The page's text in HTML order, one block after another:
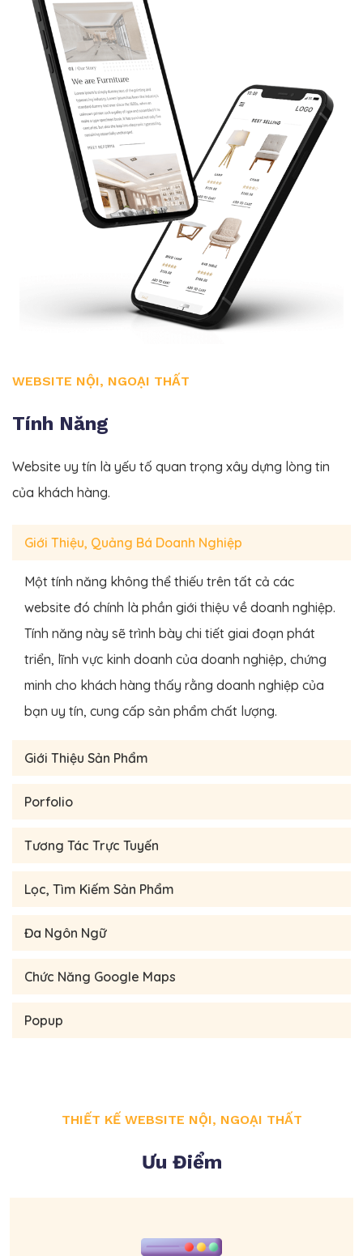
WEBSITE NỘI, NGOẠI THẤT
Tính Năng
Website uy tín là yếu tố quan trọng xây dựng lòng tin
của khách hàng.
Giới Thiệu, Quảng Bá Doanh Nghiệp
Một tính năng không thể thiếu trên tất cả các
website đó chính là phần giới thiệu về doanh nghiệp.
Tính năng này sẽ trình bày chi tiết giai đoạn phát
triển, lĩnh vực kinh doanh của doanh nghiệp, chứng
minh cho khách hàng thấy rằng doanh nghiệp của
bạn uy tín, cung cấp sản phẩm chất lượng.
Giới Thiệu Sản Phẩm
Porfolio
Tương Tác Trực Tuyến
Lọc, Tìm Kiếm Sản Phẩm
Đa Ngôn Ngữ
Chức Năng Google Maps
Popup
THIẾT KẾ WEBSITE NỘI, NGOẠI THẤT
Ưu Điểm